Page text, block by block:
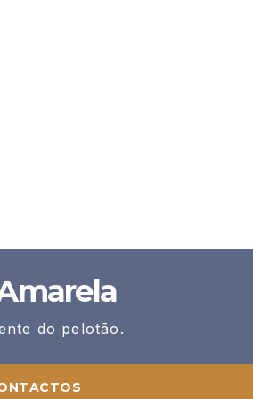
do pelotão.